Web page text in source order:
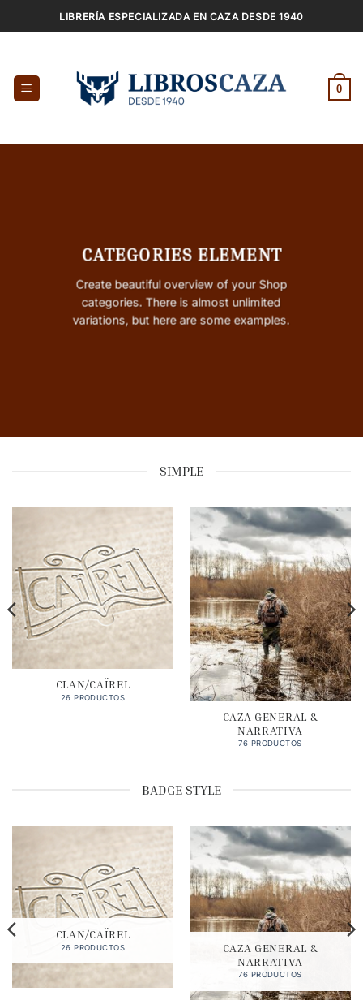
al
LIBRERÍA ESPECIALIZADA EN CAZA DESDE 1940
0
CATEGORIES ELEMENT
Create beautiful overview of your Shop
categories. There is almost unlimited
variations, but here are some examples.
SIMPLE
CLAN/CAÏREL
26 PRODUCTOS
CAZA GENERAL &
NARRATIVA
76 PRODUCTOS
BADGE STYLE
CLAN/CAÏREL
26 PRODUCTOS
CAZA GENERAL &
NARRATIVA
76 PRODUCTOS